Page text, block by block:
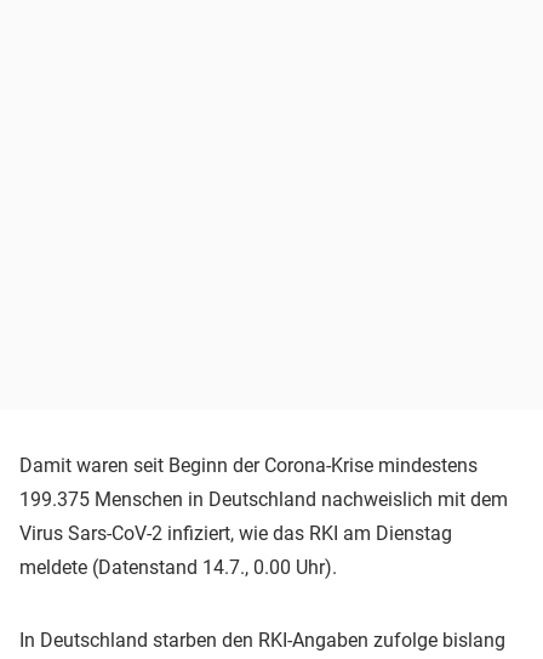
Damit waren seit Beginn der Corona-Krise mindestens
199.375 Menschen in Deutschland nachweislich mit dem
Virus Sars-CoV-2 infiziert, wie das RKI am Dienstag
meldete (Datenstand 14.7., 0.00 Uhr).
In Deutschland starben den RKI-Angaben zufolge bislang